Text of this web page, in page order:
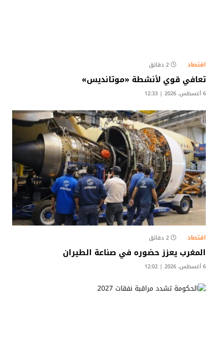
اقتصاد 2 دقائق
تعافي قوي لأنشطة «موتانديس»
6 أغسطس، 2026 | 12:33
اقتصاد 2 دقائق
المغرب يعزز حضوره في صناعة الطيران
6 أغسطس، 2026 | 12:02